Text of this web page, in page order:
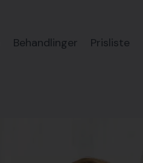
Behandlinger Prisliste